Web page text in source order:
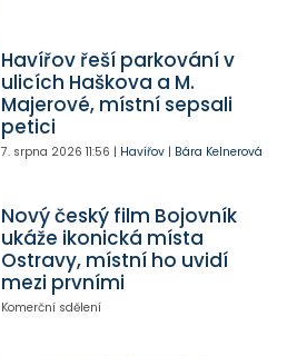
Havířov řeší parkování v
ulicích Haškova a M.
Majerové, místní sepsali
petici
7. srpna 2026 11:56 | Havířov| Bára Kelnerová
Nový český film Bojovník
ukáže ikonická místa
Ostravy, místní ho uvidí
mezi prvními
Komerční sdělení